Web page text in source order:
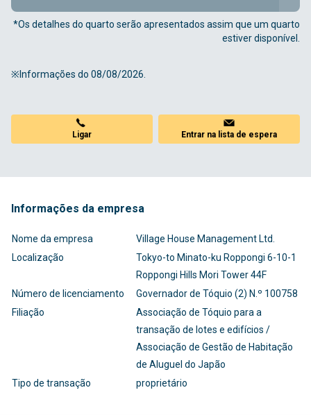
*Os detalhes do quarto serão apresentados assim que um quarto
estiver disponível.
※Informações do 08/08/2026.
Ligar Entrar na lista de espera
Informações da empresa
Nome da empresa
Village House Management Ltd.
Localização
Tokyo-to Minato-ku Roppongi 6-10-1
Roppongi Hills Mori Tower 44F
Número de licenciamento
Governador de Tóquio (2) N.º 100758
Filiação
Associação de Tóquio para a
transação de lotes e edifícios /
Associação de Gestão de Habitação
de Aluguel do Japão
Tipo de transação
proprietário